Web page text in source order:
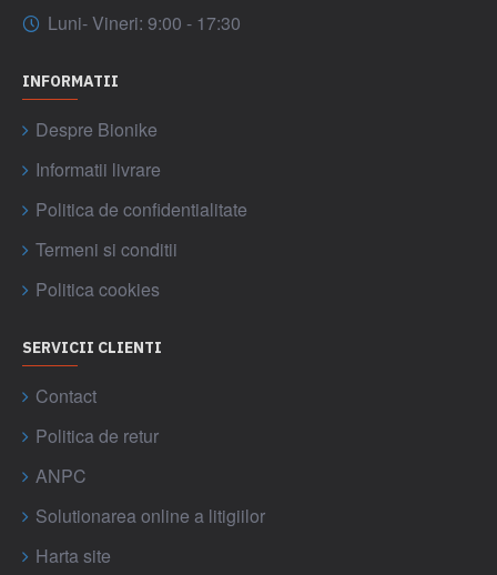
Luni- Vineri: 9:00 - 17:30
INFORMATII
Despre Bionike
Informatii livrare
Politica de confidentialitate
Termeni si conditii
Politica cookies
SERVICII CLIENTI
Contact
Politica de retur
ANPC
Solutionarea online a litigiilor
Harta site